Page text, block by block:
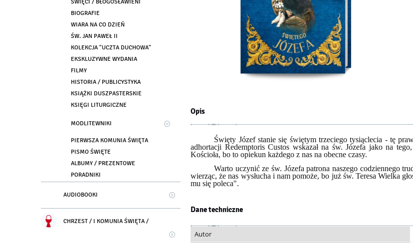
ŚWIĘCI / BŁOGOSŁAWIENI
BIOGRAFIE
WIARA NA CO DZIEŃ
ŚW. JAN PAWEŁ II
KOLEKCJA "UCZTA DUCHOWA"
EKSKLUZYWNE WYDANIA
FILMY
HISTORIA / PUBLICYSTYKA
KSIĄŻKI DUSZPASTERSKIE
KSIĘGI LITURGICZNE
MODLITEWNIKI
PIERWSZA KOMUNIA ŚWIĘTA
PISMO ŚWIĘTE
ALBUMY / PREZENTOWE
PORADNIKI
AUDIOBOOKI
CHRZEST / I KOMUNIA ŚWIĘTA /
Opis
Święty Józef stanie się świętym trzeciego tysiąclecia - tę
adhortacji Redemptoris Custos wskazał na św. Józefa jako na
Kościoła, bo to opiekun każdego z nas na obecne czasy.
Warto uczynić ze św. Józefa patrona naszego codziennego
wierząc, że nas wysłucha i nam pomoże, bo już św. Teresa Wielka
mu się poleca".
Dane techniczne
Autor